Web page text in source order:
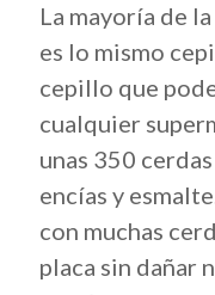
La mayoría de
es lo mismo
cepillo que
cualquier
unas 350
encías y
con muchas
placa sin dañar